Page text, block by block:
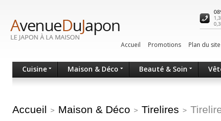
Accueil Promotions Plan du site
Cuisine Maison & Déco Beauté & Soin
Accueil > Maison & Déco > Tirelires >